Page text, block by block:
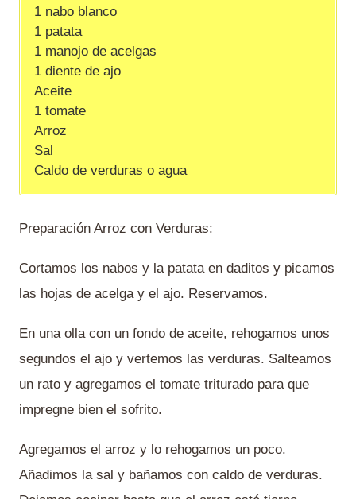
1 nabo blanco
1 patata
1 manojo de acelgas
1 diente de ajo
Aceite
1 tomate
Arroz
Sal
Caldo de verduras o agua
Preparación Arroz con Verduras:
Cortamos los nabos y la patata en daditos y picamos
las hojas de acelga y el ajo. Reservamos.
En una olla con un fondo de aceite, rehogamos unos
segundos el ajo y vertemos las verduras. Salteamos
un rato y agregamos el tomate triturado para que
impregne bien el sofrito.
Agregamos el arroz y lo rehogamos un poco.
Añadimos la sal y bañamos con caldo de verduras.